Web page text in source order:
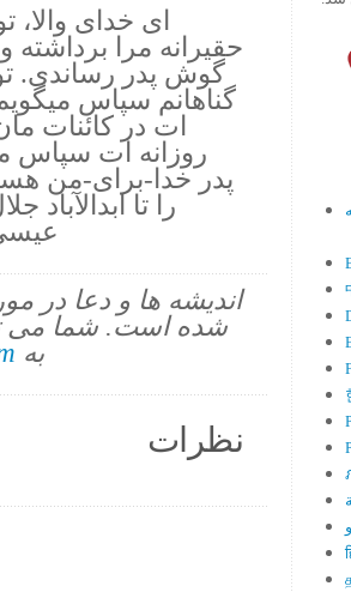
ای خدای والا،
حقیرانه مرا برداشته
گوش پدر رساندی.
گناهانم سپاس
ات در کائنات
روزانه ات سپاس
پدر خدا-برای-من
را تا
اندیشه ها و دعا در
شده است. شما می
به
نظرات